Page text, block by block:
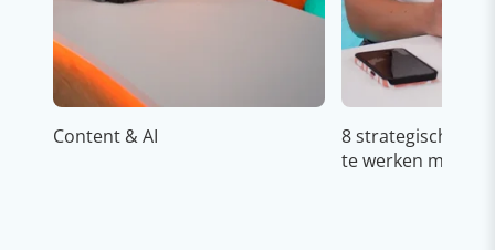
Content & AI
8 strategische
te werken met